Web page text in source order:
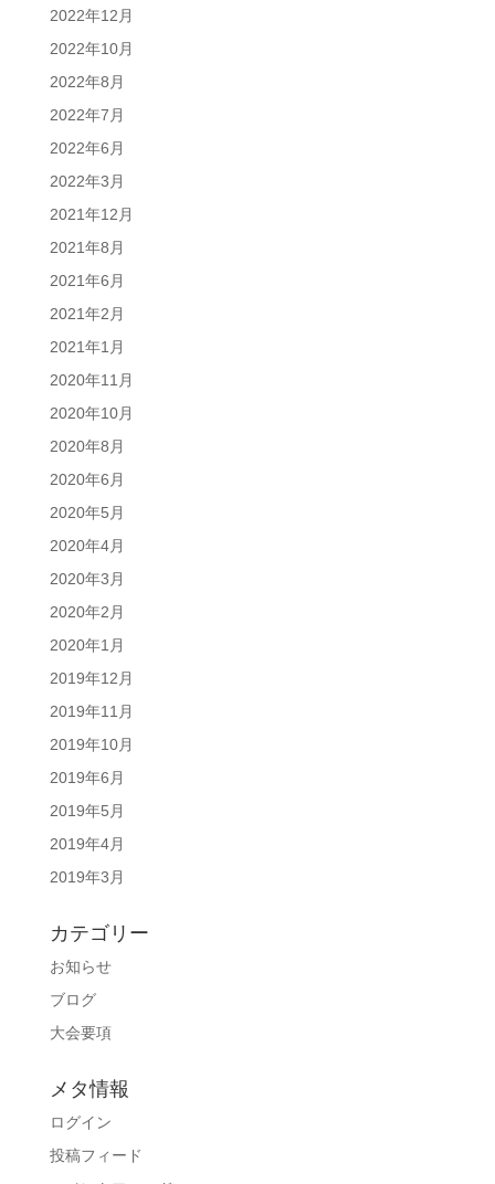
2022年12月
2022年10月
2022年8月
2022年7月
2022年6月
2022年3月
2021年12月
2021年8月
2021年6月
2021年2月
2021年1月
2020年11月
2020年10月
2020年8月
2020年6月
2020年5月
2020年4月
2020年3月
2020年2月
2020年1月
2019年12月
2019年11月
2019年10月
2019年6月
2019年5月
2019年4月
2019年3月
カテゴリー
お知らせ
ブログ
大会要項
メタ情報
ログイン
投稿フィード